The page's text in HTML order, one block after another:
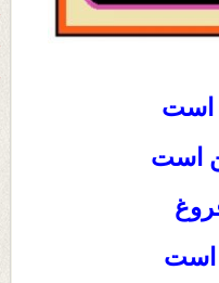
است
است
است